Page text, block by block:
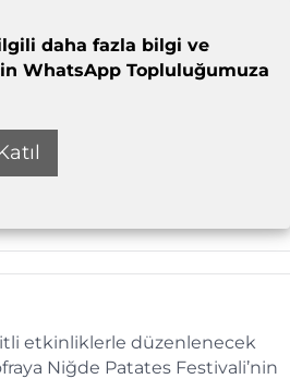
daha fazla bilgi ve
WhatsApp Topluluğumuza
etkinliklerle düzenlenecek
Niğde Patates Festivali’nin